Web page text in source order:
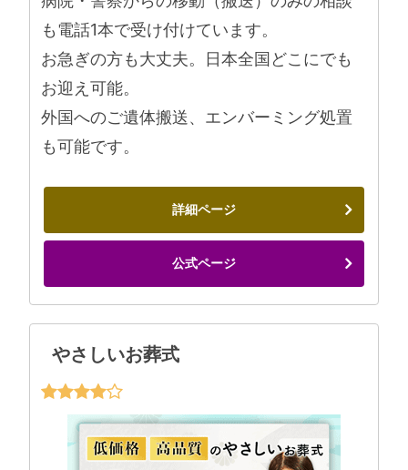
も電話1本で受け付けています。
お急ぎの方も大丈夫。日本全国どこにでも
お迎え可能。
外国へのご遺体搬送、エンバーミング処置
も可能です。
詳細ページ
公式ページ
やさしいお葬式